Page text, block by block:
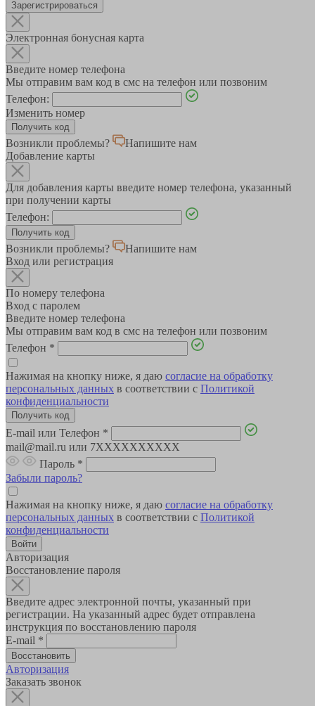
Зарегистрироваться
Электронная бонусная карта
Введите номер телефона
Мы отправим вам код в смс на телефон или позвоним
Телефон:
Изменить номер
Возникли проблемы?
Напишите нам
Добавление карты
Для добавления карты введите номер телефона, указанный
при получении карты
Телефон:
Возникли проблемы?
Напишите нам
Вход или регистрация
По номеру телефона
Вход с паролем
Введите номер телефона
Мы отправим вам код в смс на телефон или позвоним
Телефон *
Нажимая на кнопку ниже, я даю согласие на обработку
персональных данных в соответствии с Политикой
конфиденциальности
E-mail или Телефон *
mail@mail.ru или 7XXXXXXXXXX
Пароль *
Забыли пароль?
Нажимая на кнопку ниже, я даю согласие на обработку
персональных данных в соответствии с Политикой
конфиденциальности
Авторизация
Восстановление пароля
Введите адрес электронной почты, указанный при
регистрации. На указанный адрес будет отправлена
инструкция по восстановлению пароля
E-mail *
Авторизация
Заказать звонок